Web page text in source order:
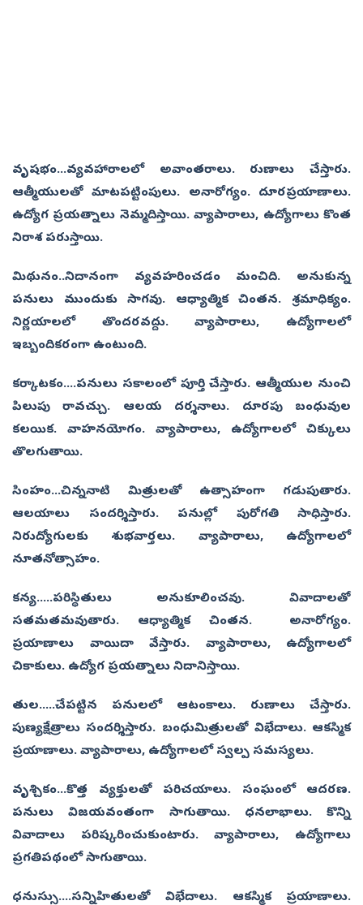
వృషభం...వ్యవహారాలలో అవాంతరాలు. రుణాలు చేస్తారు.
ఆత్మీయులతో మాటపట్టింపులు. అనారోగ్యం. దూరప్రయాణాలు.
ఉద్యోగ ప్రయత్నాలు నెమ్మదిస్తాయి. వ్యాపారాలు, ఉద్యోగాలు కొంత
నిరాశ పరుస్తాయి.
మిథునం..నిదానంగా వ్యవహరించడం మంచిది. అనుకున్న
పనులు ముందుకు సాగవు. ఆధ్యాత్మిక చింతన. శ్రమాధిక్యం.
నిర్ణయాలలో తొందరవద్దు. వ్యాపారాలు, ఉద్యోగాలలో
ఇబ్బందికరంగా ఉంటుంది.
కర్కాటకం....పనులు సకాలంలో పూర్తి చేస్తారు. ఆత్మీయుల నుంచి
పిలుపు రావచ్చు. ఆలయ దర్శనాలు. దూరపు బంధువుల
కలయిక. వాహనయోగం. వ్యాపారాలు, ఉద్యోగాలలో చిక్కులు
తొలగుతాయి.
సింహం...చిన్ననాటి మిత్రులతో ఉత్సాహంగా గడుపుతారు.
ఆలయాలు సందర్శిస్తారు. పనుల్లో పురోగతి సాధిస్తారు.
నిరుద్యోగులకు శుభవార్తలు. వ్యాపారాలు, ఉద్యోగాలలో
నూతనోత్సాహం.
కన్య.....పరిస్థితులు అనుకూలించవు. వివాదాలతో
సతమతమవుతారు. ఆధ్యాత్మిక చింతన. అనారోగ్యం.
ప్రయాణాలు వాయిదా వేస్తారు. వ్యాపారాలు, ఉద్యోగాలలో
చికాకులు. ఉద్యోగ ప్రయత్నాలు నిదానిస్తాయి.
తుల.....చేపట్టిన పనులలో ఆటంకాలు. రుణాలు చేస్తారు.
పుణ్యక్షేత్రాలు సందర్శిస్తారు. బంధుమిత్రులతో విభేదాలు. ఆకస్మిక
ప్రయాణాలు. వ్యాపారాలు, ఉద్యోగాలలో స్వల్ప సమస్యలు.
వృశ్చికం...కొత్త వ్యక్తులతో పరిచయాలు. సంఘంలో ఆదరణ.
పనులు విజయవంతంగా సాగుతాయి. ధనలాభాలు. కొన్ని
వివాదాలు పరిష్కరించుకుంటారు. వ్యాపారాలు, ఉద్యోగాలు
ప్రగతిపథంలో సాగుతాయి.
ధనుస్సు....సన్నిహితులతో విభేదాలు. ఆకస్మిక ప్రయాణాలు.